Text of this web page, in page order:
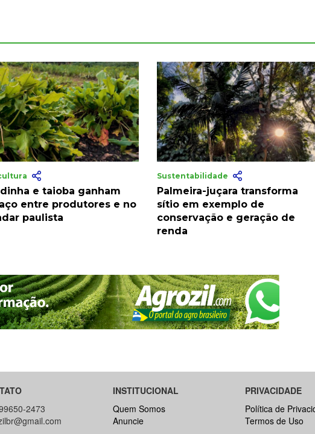
e taioba ganham
entre produtores e no
paulista
Sustentabilidade
Palmeira-juçara transforma
sítio em exemplo de
conservação e geração de
renda
2473
INSTITUCIONAL
Quem Somos
Anuncie
PRIVACIDADE
Política de
Termos de Uso